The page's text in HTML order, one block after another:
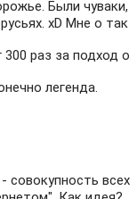
Были чуваки,
xD Мне о так
раз за подход о
легенда.
совокупность всех